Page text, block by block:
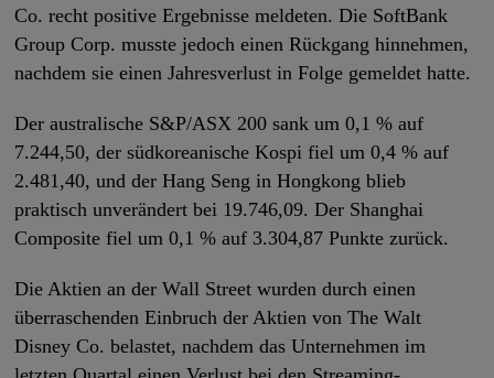
Co. recht positive Ergebnisse meldeten. Die SoftBank
Group Corp. musste jedoch einen Rückgang hinnehmen,
nachdem sie einen Jahresverlust in Folge gemeldet hatte.
Der australische S&P/ASX 200 sank um 0,1 % auf
7.244,50, der südkoreanische Kospi fiel um 0,4 % auf
2.481,40, und der Hang Seng in Hongkong blieb
praktisch unverändert bei 19.746,09. Der Shanghai
Composite fiel um 0,1 % auf 3.304,87 Punkte zurück.
Die Aktien an der Wall Street wurden durch einen
überraschenden Einbruch der Aktien von The Walt
Disney Co. belastet, nachdem das Unternehmen im